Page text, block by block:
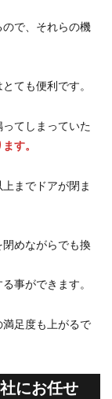
で、それらの機
ても便利です。
てしまっていた
す。
までドアが閉ま
めながらでも換
事ができます。
足度も上がるで
にお任せ